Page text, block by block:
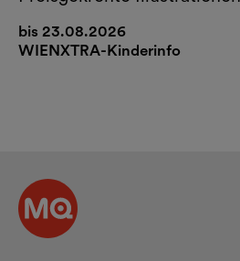
bis 23.08.2026
WIENXTRA-Kinderinfo